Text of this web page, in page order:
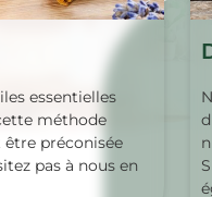
essentielles
méthode
préconisée
pas à nous en